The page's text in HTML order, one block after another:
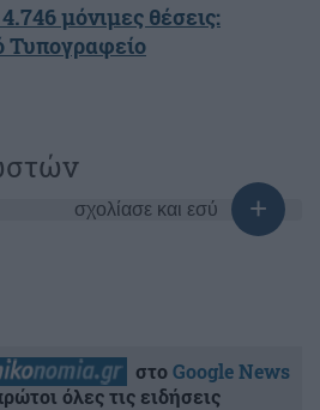
μόνιμες θέσεις:
Τυπογραφείο
σχολίασε και εσύ
στοGoogle News
όλες τις ειδήσεις